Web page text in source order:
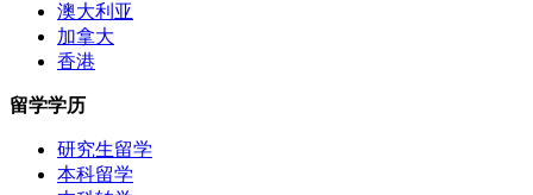
澳大利亚
加拿大
香港
留学学历
研究生留学
本科留学